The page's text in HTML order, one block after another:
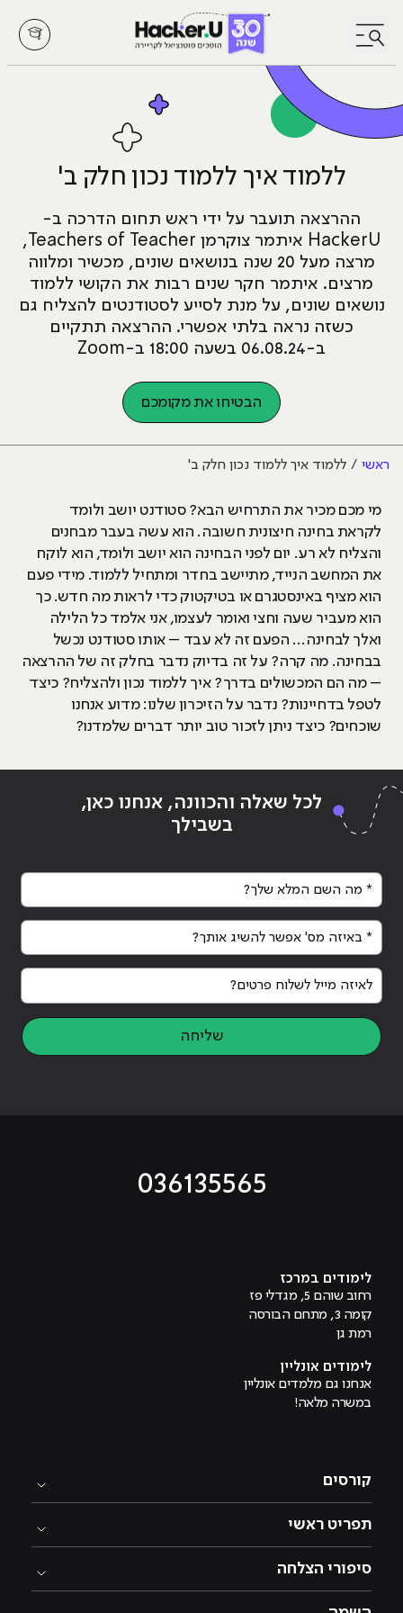
לחץ לפתיחת/סגירת תפריט
ללמוד איך ללמוד נכון חלק ב'
ההרצאה תועבר על ידי ראש תחום הדרכה ב-
HackerU איתמר צוקרמן Teachers of Teacher,
מרצה מעל 20 שנה בנושאים שונים, מכשיר ומלווה
מרצים. איתמר חקר שנים רבות את הקושי ללמוד
נושאים שונים, על מנת לסייע לסטודנטים להצליח גם
כשזה נראה בלתי אפשרי. ההרצאה תתקיים
ב-06.08.24 בשעה 18:00 ב-Zoom
הבטיחו את מקומכם
ראשי ללמוד איך ללמוד נכון חלק ב'
מי מכם מכיר את התרחיש הבא? סטודנט יושב ולומד
לקראת בחינה חיצונית חשובה. הוא עשה בעבר מבחנים
והצליח לא רע. יום לפני הבחינה הוא יושב ולומד, הוא לוקח
את המחשב הנייד, מתיישב בחדר ומתחיל ללמוד. מידי פעם
הוא מציף באינסטגרם או בטיקטוק כדי לראות מה חדש. כך
הוא מעביר שעה וחצי ואומר לעצמו, אני אלמד כל הלילה
ואלך לבחינה… הפעם זה לא עבד – אותו סטודנט נכשל
בבחינה. מה קרה? על זה בדיוק נדבר בחלק זה של ההרצאה
– מה הם המכשולים בדרך? איך ללמוד נכון ולהצליח? כיצד
לטפל בדחיינות? נדבר על הזיכרון שלנו: מדוע אנחנו
שוכחים? כיצד ניתן לזכור טוב יותר דברים שלמדנו?
לכל שאלה והכוונה, אנחנו כאן,
בשבילך
* מה השם המלא שלך?
* באיזה מס' אפשר להשיג אותך?
לאיזה מייל לשלוח פרטים?
שליחה
036135565
לימודים במרכז
רחוב שוהם 5, מגדלי פז
קומה 3, מתחם הבורסה
רמת גן
לימודים אונליין
אנחנו גם מלמדים אונליין
במשרה מלאה!
קורסים
תפריט ראשי
סיפורי הצלחה